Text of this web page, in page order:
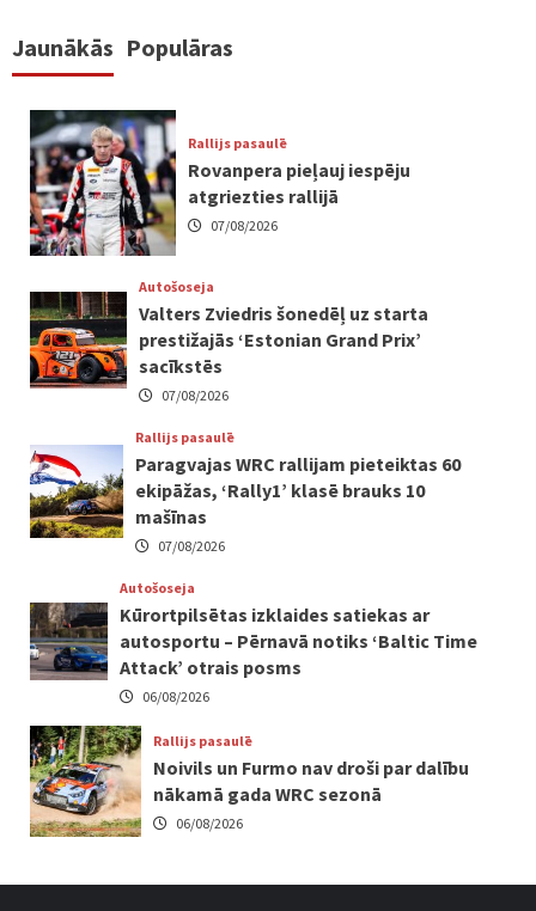
Jaunākās Populāras
Rallijs pasaulē
Rovanpera pieļauj iespēju
atgriezties rallijā
07/08/2026
Autošoseja
Valters Zviedris šonedēļ uz starta
prestižajās ‘Estonian Grand Prix’
sacīkstēs
07/08/2026
Rallijs pasaulē
Paragvajas WRC rallijam pieteiktas 60
ekipāžas, ‘Rally1’ klasē brauks 10
mašīnas
07/08/2026
Autošoseja
Kūrortpilsētas izklaides satiekas ar
autosportu – Pērnavā notiks ‘Baltic Time
Attack’ otrais posms
06/08/2026
Rallijs pasaulē
Noivils un Furmo nav droši par dalību
nākamā gada WRC sezonā
06/08/2026